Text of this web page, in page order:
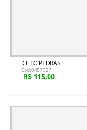
CL FO PEDRAS
Cod:0457927
R$ 115,00